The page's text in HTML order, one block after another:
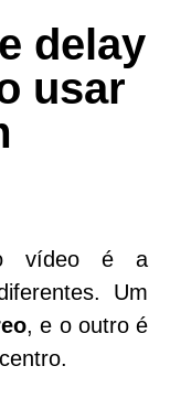
delay
usar
vídeo é a
Um
, e o outro é